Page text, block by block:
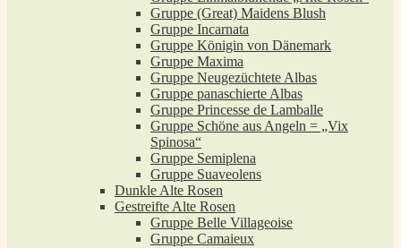
Gruppe (Great) Maidens Blush
Gruppe Incarnata
Gruppe Königin von Dänemark
Gruppe Maxima
Gruppe Neugezüchtete Albas
Gruppe panaschierte Albas
Gruppe Princesse de Lamballe
Gruppe Schöne aus Angeln = „Vix
Spinosa“
Gruppe Semiplena
Gruppe Suaveolens
Dunkle Alte Rosen
Gestreifte Alte Rosen
Gruppe Belle Villageoise
Gruppe Camaieux